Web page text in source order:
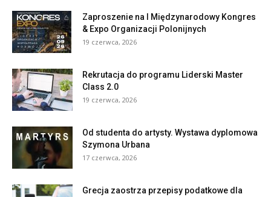
Zaproszenie na I Międzynarodowy Kongres
& Expo Organizacji Polonijnych
19 czerwca, 2026
Rekrutacja do programu Liderski Master
Class 2.0
19 czerwca, 2026
Od studenta do artysty. Wystawa dyplomowa
Szymona Urbana
17 czerwca, 2026
Grecja zaostrza przepisy podatkowe dla